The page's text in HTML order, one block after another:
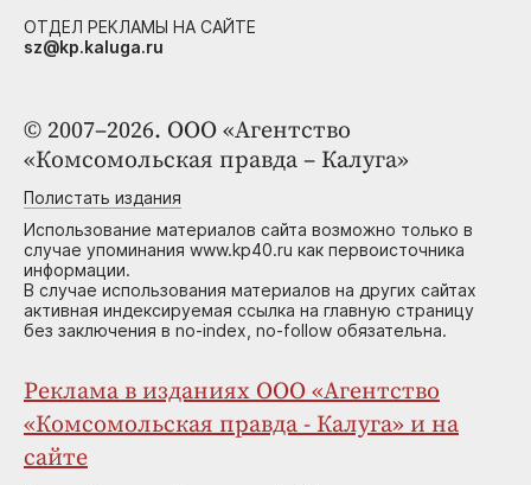
© 2007–2026. ООО «Агентство
«Комсомольская правда – Калуга»
Полистать издания
Использование материалов сайта возможно только в
случае упоминания www.kp40.ru как первоисточника
информации.
В случае использования материалов на других сайтах
активная индексируемая ссылка на главную страницу
без заключения в no-index, no-follow обязательна.
Реклама в изданиях ООО «Агентство
«Комсомольская правда - Калуга» и на
сайте
ОТДЕЛ РЕКЛАМЫ НА САЙТЕ
sz@kp.kaluga.ru